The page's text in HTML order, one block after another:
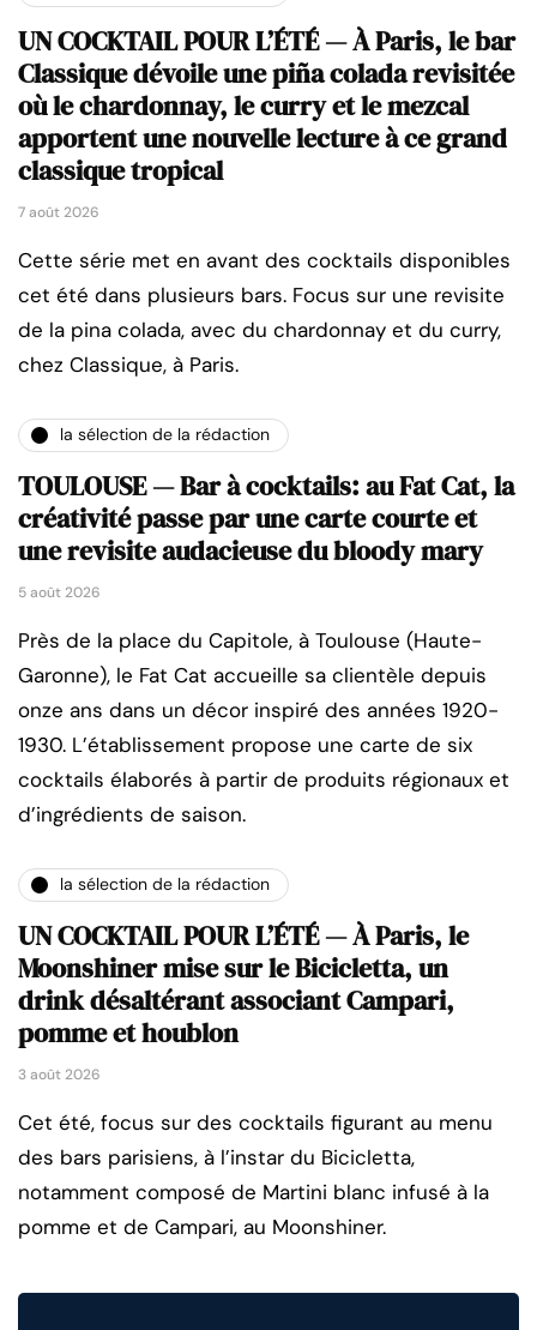
UN COCKTAIL POUR L’ÉTÉ — À Paris, le bar
Classique dévoile une piña colada revisitée
où le chardonnay, le curry et le mezcal
apportent une nouvelle lecture à ce grand
classique tropical
7 août 2026
Cette série met en avant des cocktails disponibles
cet été dans plusieurs bars. Focus sur une revisite
de la pina colada, avec du chardonnay et du curry,
chez Classique, à Paris.
la sélection de la rédaction
TOULOUSE — Bar à cocktails: au Fat Cat, la
créativité passe par une carte courte et
une revisite audacieuse du bloody mary
5 août 2026
Près de la place du Capitole, à Toulouse (Haute-
Garonne), le Fat Cat accueille sa clientèle depuis
onze ans dans un décor inspiré des années 1920-
1930. L’établissement propose une carte de six
cocktails élaborés à partir de produits régionaux et
d’ingrédients de saison.
la sélection de la rédaction
UN COCKTAIL POUR L’ÉTÉ — À Paris, le
Moonshiner mise sur le Bicicletta, un
drink désaltérant associant Campari,
pomme et houblon
3 août 2026
Cet été, focus sur des cocktails figurant au menu
des bars parisiens, à l’instar du Bicicletta,
notamment composé de Martini blanc infusé à la
pomme et de Campari, au Moonshiner.